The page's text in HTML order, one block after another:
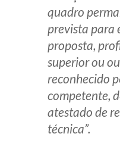
quadro
prevista para
proposta,
superior ou
reconhecido
competente,
atestado de
técnica”.